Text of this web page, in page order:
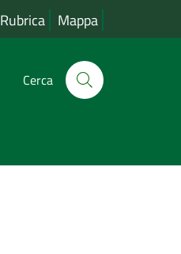
Rubrica Mappa
Cerca